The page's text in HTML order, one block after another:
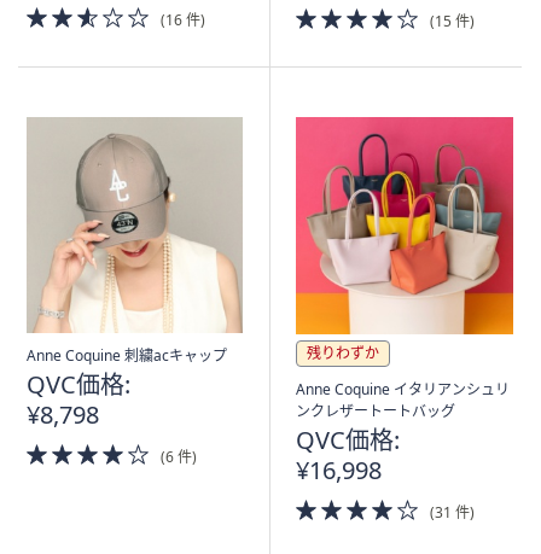
2.5
of
(16 件)
4.0
of
(15 件)
Anne Coquine 刺繍acキャップ
QVC価格:
¥8,798
4.0
of
(6 件)
残りわずか
Anne Coquine イタリアンシュリ
ンクレザートートバッグ
QVC価格:
¥16,998
4.0
of
(31 件)